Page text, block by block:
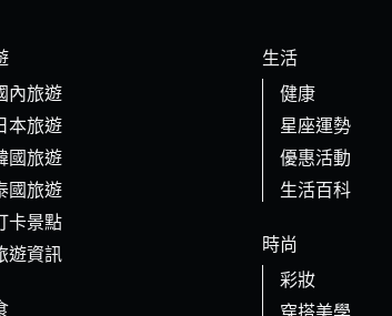
內旅遊
本旅遊
國旅遊
國旅遊
卡景點
遊資訊
生活
健康
星座運勢
優惠活動
生活百科
時尚
彩妝